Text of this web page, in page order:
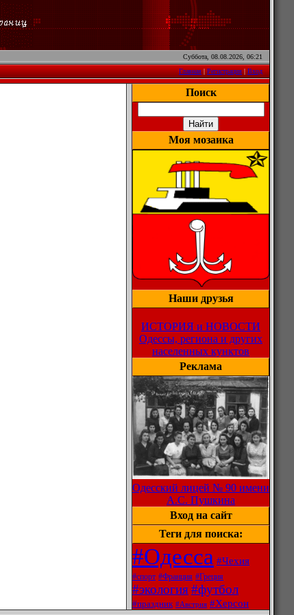
Суббота, 08.08.2026, 06:21
Главная|Регистрация|Вход
Поиск
Моя мозаика
Наши друзья
ИСТОРИЯ и НОВОСТИ
Одессы, региона и других
населенных кунктов
Реклама
Одесский лицей № 90 имени
А.С. Пушкина
Вход на сайт
Теги для поиска:
#Одесса #Чехия
#спорт #Франция #Греция
#экология#футбол
#праздник #Австрия #Херсон